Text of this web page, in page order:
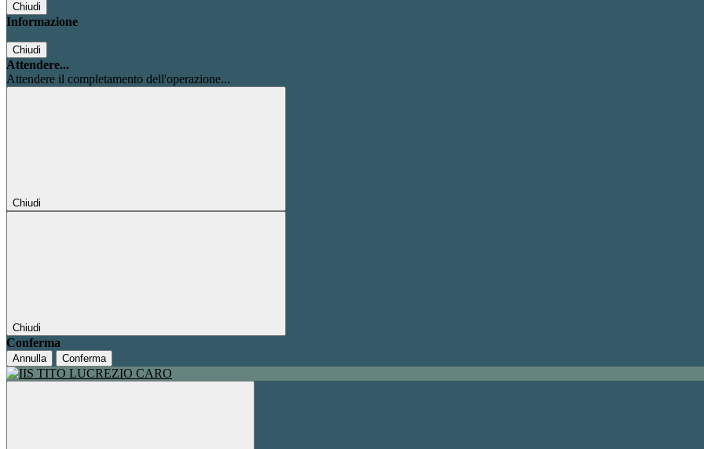
Chiudi
Informazione
Chiudi
Attendere...
Attendere il completamento dell'operazione...
Chiudi
Chiudi
Conferma
Annulla Conferma